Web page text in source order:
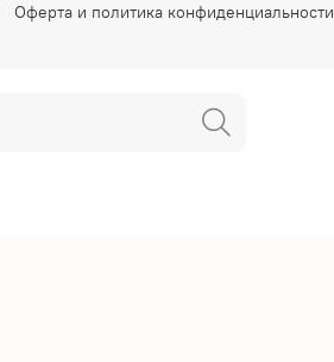
Оферта и политика конфиденциальности